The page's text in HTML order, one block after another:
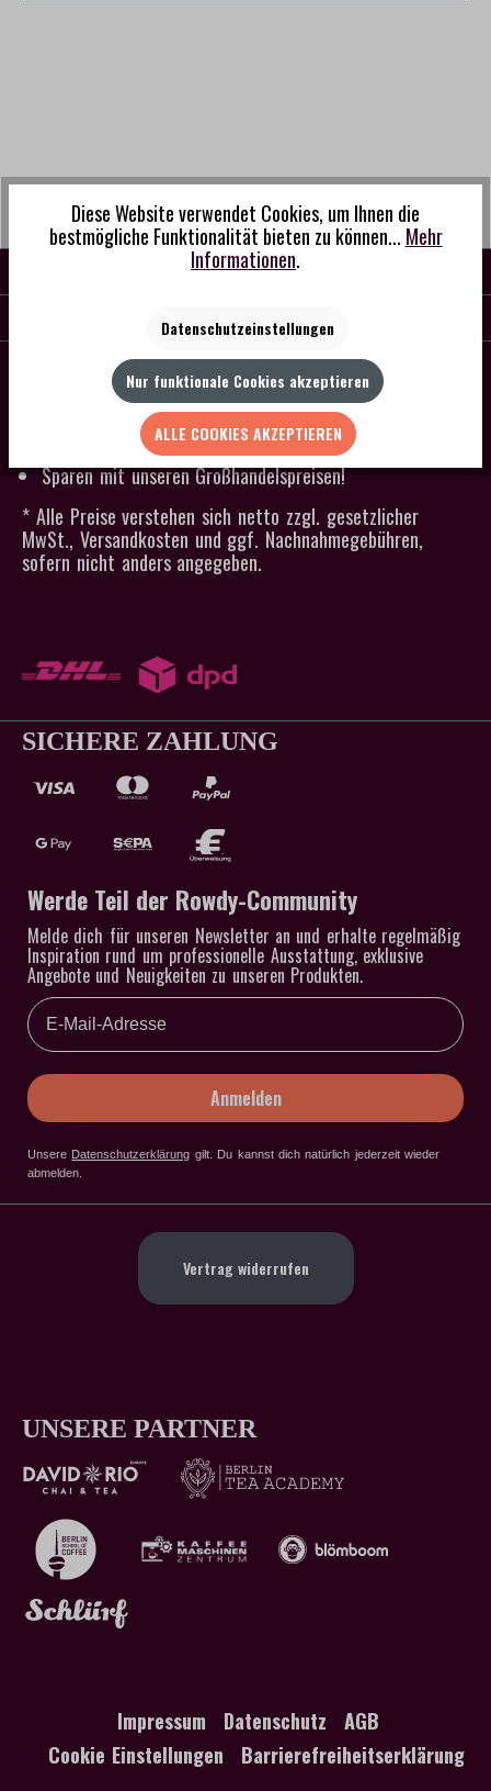
SCHNELLER VERSAND
Kein Mindestbestellwert
Versandkostenfrei ab 300 € Bestellwert
Lagerware an Werktagen in 24h versandfertig
Sparen mit unseren Großhandelspreisen!
* Alle Preise verstehen sich netto zzgl. gesetzlicher
MwSt., Versandkosten und ggf. Nachnahmegebühren,
sofern nicht anders angegeben.
SICHERE ZAHLUNG
Werde Teil der Rowdy-Community
Melde dich für unseren Newsletter an und erhalte regelmäßig
Inspiration rund um professionelle Ausstattung, exklusive
Angebote und Neuigkeiten zu unseren Produkten.
Email
Anmelden
Unsere Datenschutzerklärung gilt. Du kannst dich natürlich jederzeit wieder
abmelden.
Vertrag widerrufen
UNSERE PARTNER
Impressum Datenschutz
AGB
Cookie Einstellungen
Barrierefreiheitserklärung
Diese Website verwendet Cookies, um Ihnen die
bestmögliche Funktionalität bieten zu können... Mehr
Informationen.
Datenschutzeinstellungen
Nur funktionale Cookies akzeptieren
ALLE COOKIES AKZEPTIEREN